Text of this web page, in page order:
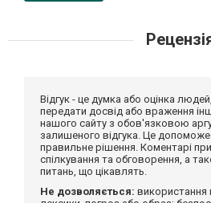
Відгук - це думка або оцінка
передати досвід або враження
нашого сайту з обов'язковою
залишеного відгука. Це
правильне рішення. Коментарі
спілкування та обговорення, а
питань, що цікавлять.
Не дозволяється: використання